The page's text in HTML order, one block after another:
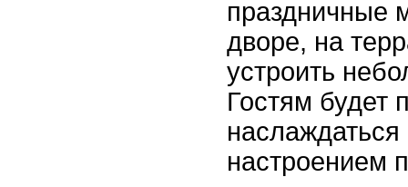
праздничные
дворе, на
устроить
Гостям будет
настроением